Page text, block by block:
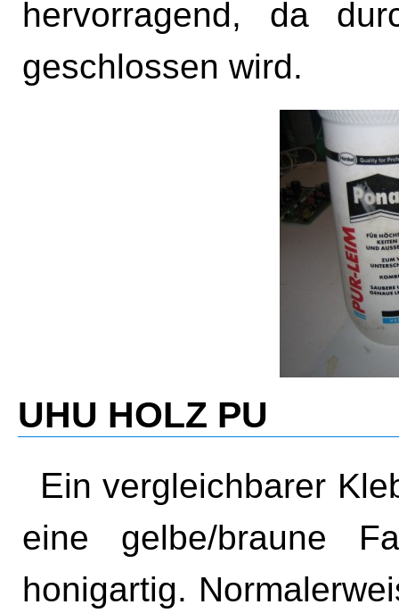
hervorragend, da
geschlossen wird.
UHU HOLZ PU
Ein vergleichbarer Kleber zum Ponal Construct. Er hat
eine gelbe/braune
honigartig.